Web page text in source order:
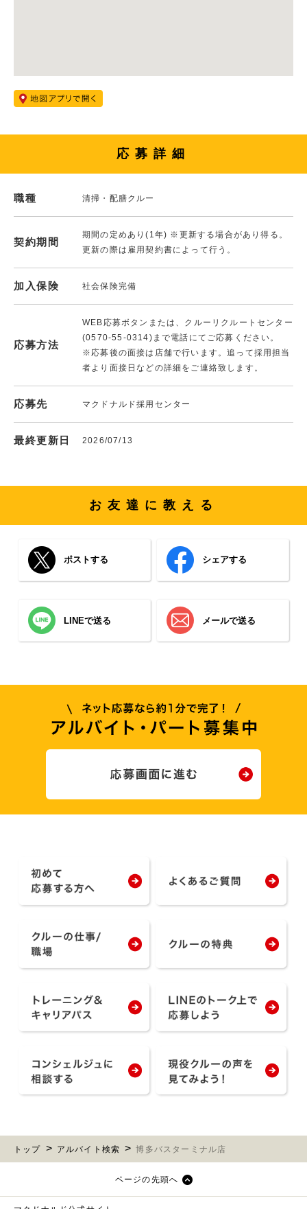
応募詳細
職種 清掃・配膳クルー
契約期間
期間の定めあり(1年) ※更新する場合があり得る。
更新の際は雇用契約書によって行う。
加入保険 社会保険完備
応募方法
WEB応募ボタンまたは、クルーリクルートセンター
(0570-55-0314)まで電話にてご応募ください。
※応募後の面接は店舗で行います。追って採用担当
者より面接日などの詳細をご連絡致します。
応募先 マクドナルド採用センター
最終更新日 2026/07/13
お友達に教える
ポストする シェアする
LINEで送る メールで送る
トップ アルバイト検索 博多バスターミナル店
ページの先頭へ